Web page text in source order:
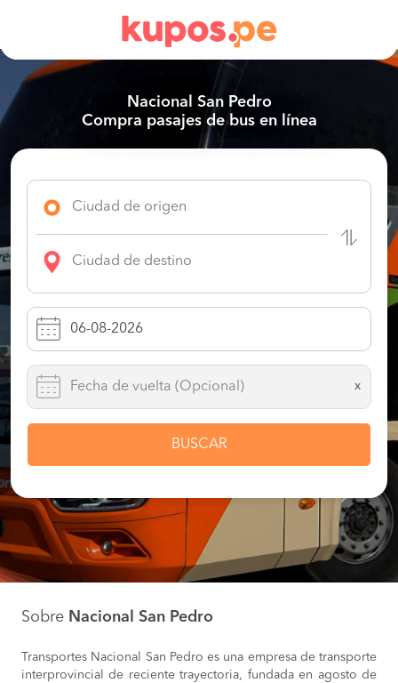
Nacional San Pedro
Compra pasajes de bus en línea
x
BUSCAR
Sobre Nacional San Pedro
Transportes Nacional San Pedro es una empresa de transporte
interprovincial de reciente trayectoria, fundada en agosto de